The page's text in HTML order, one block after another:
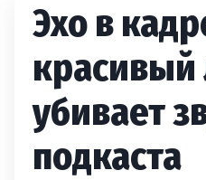
Эхо в
убивает
подкаста